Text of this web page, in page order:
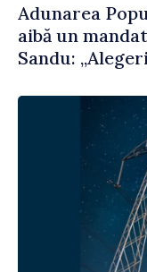
Adunarea
aibă un
Sandu: